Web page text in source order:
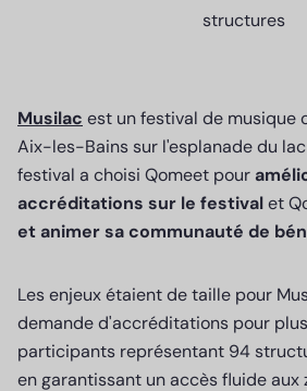
structures
Musilac est un festival de musique
Aix-les-Bains sur l'esplanade du
festival a choisi Qomeet pour
accréditations sur le festivalet
et animer sa communauté de
Les enjeux étaient de taille pour
demande d'accréditations pour
participants représentant 94
en garantissant un accès fluide aux